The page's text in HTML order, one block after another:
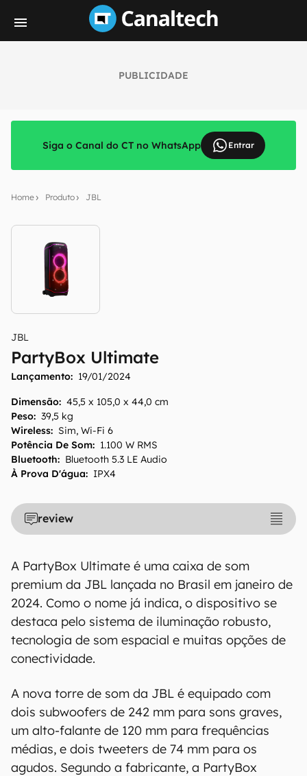
PUBLICIDADE
Siga o Canal do CT no WhatsApp Entrar
Home Produto JBL
JBL
PartyBox Ultimate
Lançamento: 19/01/2024
Dimensão: 45,5 x 105,0 x 44,0 cm
Peso: 39,5 kg
Wireless: Sim, Wi-Fi 6
Potência De Som: 1.100 W RMS
Bluetooth: Bluetooth 5.3 LE Audio
À Prova D'água: IPX4
review
A PartyBox Ultimate é uma caixa de som
premium da JBL lançada no Brasil em janeiro de
2024. Como o nome já indica, o dispositivo se
destaca pelo sistema de iluminação robusto,
tecnologia de som espacial e muitas opções de
conectividade.
A nova torre de som da JBL é equipado com
dois subwoofers de 242 mm para sons graves,
um alto-falante de 120 mm para frequências
médias, e dois tweeters de 74 mm para os
agudos. Segundo a fabricante, a PartyBox